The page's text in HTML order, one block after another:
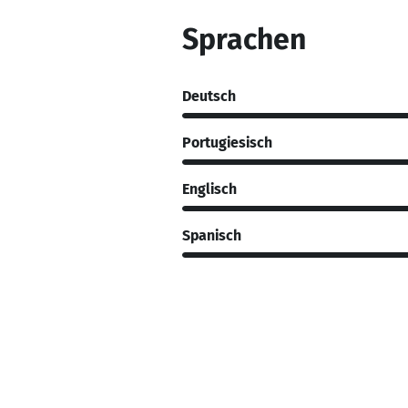
Sprachen
Deutsch
Portugiesisch
Englisch
Spanisch